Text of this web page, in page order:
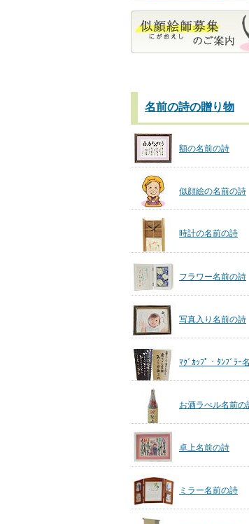
名前の詩の贈り物
額の名前の詩
似顔絵の名前の詩
時計の名前の詩
フラワー名前の詩
写真入り名前の詩
ﾏｸﾞｶｯﾌﾟ・ﾀﾝﾌﾞﾗｰ
お酒ラべル名前の
卓上名前の詩
ミラー名前の詩